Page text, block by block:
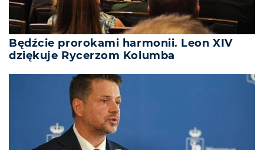
Będźcie prorokami harmonii. Leon XIV
dziękuje Rycerzom Kolumba